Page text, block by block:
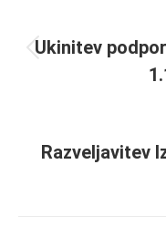
navigation
Ukinitev
Razveljavitev